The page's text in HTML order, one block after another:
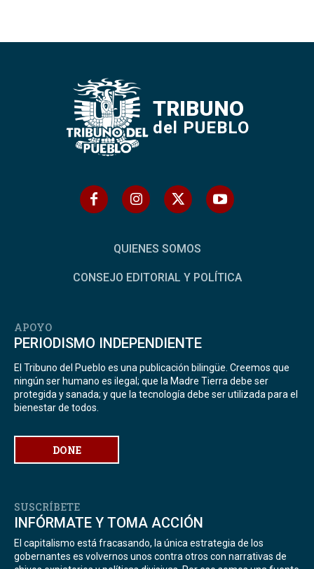
TRIBUNO
del PUEBLO
QUIENES SOMOS
CONSEJO EDITORIAL Y POLÍTICA
APOYO
PERIODISMO INDEPENDIENTE
El Tribuno del Pueblo es una publicación bilingüe. Creemos que
ningún ser humano es ilegal; que la Madre Tierra debe ser
protegida y sanada; y que la tecnología debe ser utilizada para el
bienestar de todos.
DONE
SUSCRÍBETE
INFÓRMATE Y TOMA ACCIÓN
El capitalismo está fracasando, la única estrategia de los
gobernantes es volvernos unos contra otros con narrativas de